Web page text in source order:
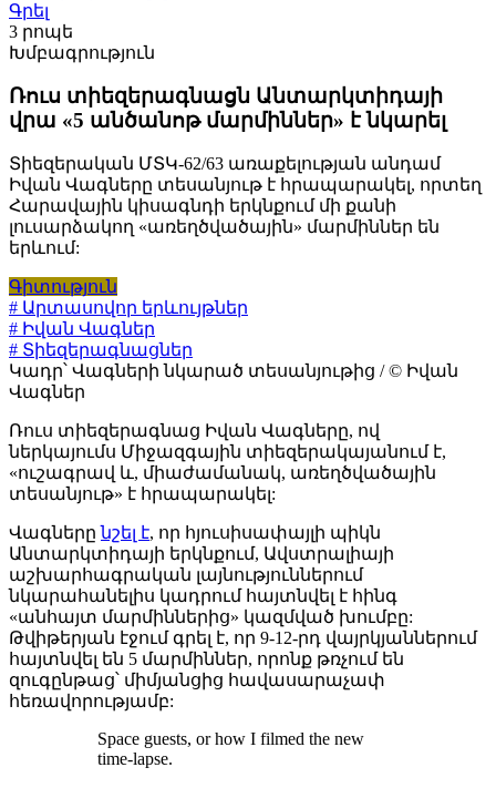
Գրել
3 րոպե
Խմբագրություն
Ռուս տիեզերագնացն Անտարկտիդայի
վրա «5 անծանոթ մարմիններ» է նկարել
Տիեզերական ՄՏԿ-62/63 առաքելության անդամ
Իվան Վագները տեսանյութ է հրապարակել, որտեղ
Հարավային կիսագնդի երկնքում մի քանի
լուսարձակող «առեղծվածային» մարմիններ են
երևում:
Գիտություն
# Արտասովոր երևույթներ
# Իվան Վագներ
# Տիեզերագնացներ
Կադր՝ Վագների նկարած տեսանյութից / © Իվան
Վագներ
Ռուս տիեզերագնաց Իվան Վագները, ով
ներկայումս Միջազգային տիեզերակայանում է,
«ուշագրավ և, միաժամանակ, առեղծվածային
տեսանյութ» է հրապարակել:
Վագներընշել է, որ հյուսիսափայլի պիկն
Անտարկտիդայի երկնքում, Ավստրալիայի
աշխարհագրական լայնություններում
նկարահանելիս կադրում հայտնվել է հինգ
«անհայտ մարմիններից» կազմված խումբը:
Թվիթերյան էջում գրել է, որ 9-12-րդ վայրկյաններում
հայտնվել են 5 մարմիններ, որոնք թռչում են
զուգընթաց՝ միմյանցից հավասարաչափ
հեռավորությամբ:
Space guests, or how I filmed the new
time-lapse.